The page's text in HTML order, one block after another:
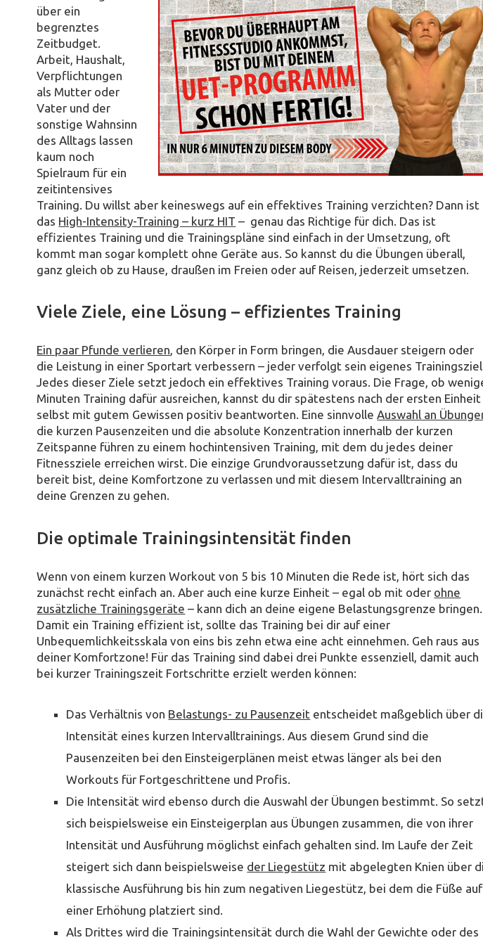
über ein
begrenztes
Zeitbudget.
Arbeit, Haushalt,
Verpflichtungen
als Mutter oder
Vater und der
sonstige Wahnsinn
des Alltags lassen
kaum noch
Spielraum für ein
zeitintensives
Training. Du willst aber keineswegs auf ein effektives Training verzichten? Dann ist
das High-Intensity-Training – kurz HIT – genau das Richtige für dich. Das ist
effizientes Training und die Trainingspläne sind einfach in der Umsetzung, oft
kommt man sogar komplett ohne Geräte aus. So kannst du die Übungen überall,
ganz gleich ob zu Hause, draußen im Freien oder auf Reisen, jederzeit umsetzen.
Viele Ziele, eine Lösung – effizientes Training
Ein paar Pfunde verlieren, den Körper in Form bringen, die Ausdauer steigern oder
die Leistung in einer Sportart verbessern – jeder verfolgt sein eigenes
Jedes dieser Ziele setzt jedoch ein effektives Training voraus. Die Frage, ob
Minuten Training dafür ausreichen, kannst du dir spätestens nach der ersten Einheit
selbst mit gutem Gewissen positiv beantworten. Eine sinnvolleAuswahl an
die kurzen Pausenzeiten und die absolute Konzentration innerhalb der kurzen
Zeitspanne führen zu einem hochintensiven Training, mit dem du jedes deiner
Fitnessziele erreichen wirst. Die einzige Grundvoraussetzung dafür ist, dass du
bereit bist, deine Komfortzone zu verlassen und mit diesem Intervalltraining an
deine Grenzen zu gehen.
Die optimale Trainingsintensität finden
Wenn von einem kurzen Workout von 5 bis 10 Minuten die Rede ist, hört sich das
zunächst recht einfach an. Aber auch eine kurze Einheit – egal ob mit oder ohne
zusätzliche Trainingsgeräte – kann dich an deine eigene Belastungsgrenze bringen.
Damit ein Training effizient ist, sollte das Training bei dir auf einer
Unbequemlichkeitsskala von eins bis zehn etwa eine acht einnehmen. Geh raus aus
deiner Komfortzone! Für das Training sind dabei drei Punkte essenziell, damit auch
bei kurzer Trainingszeit Fortschritte erzielt werden können:
Das Verhältnis von Belastungs- zu Pausenzeit entscheidet maßgeblich über
Intensität eines kurzen Intervalltrainings. Aus diesem Grund sind die
Pausenzeiten bei den Einsteigerplänen meist etwas länger als bei den
Workouts für Fortgeschrittene und Profis.
Die Intensität wird ebenso durch die Auswahl der Übungen bestimmt. So
sich beispielsweise ein Einsteigerplan aus Übungen zusammen, die von ihrer
Intensität und Ausführung möglichst einfach gehalten sind. Im Laufe der Zeit
steigert sich dann beispielsweise der Liegestütz mit abgelegten Knien über
klassische Ausführung bis hin zum negativen Liegestütz, bei dem die Füße auf
einer Erhöhung platziert sind.
Als Drittes wird die Trainingsintensität durch die Wahl der Gewichte oder des